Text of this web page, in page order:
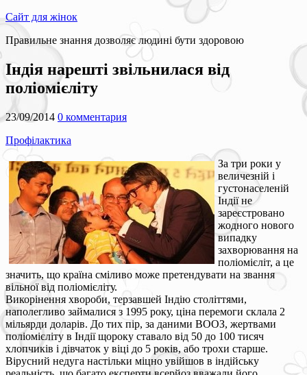
Сайт для жінок
Правильне знання дозволяє людині бути здоровою
Індія нарешті звільнилася від
поліомієліту
23/09/2014 0 комментария
Профілактика
За три роки у
величезній і
густонаселеній
Індії не
зареєстровано
жодного нового
випадку
захворювання на
поліомієліт, а це
значить, що країна сміливо може претендувати на звання
вільної від поліомієліту.
Викорінення хвороби, терзавшей Індію століттями,
наполегливо займалися з 1995 року, ціна перемоги склала 2
мільярди доларів. До тих пір, за даними ВООЗ, жертвами
поліомієліту в Індії щороку ставало від 50 до 100 тисяч
хлопчиків і дівчаток у віці до 5 років, або трохи старше.
Вірусний недуга настільки міцно увійшов в індійську